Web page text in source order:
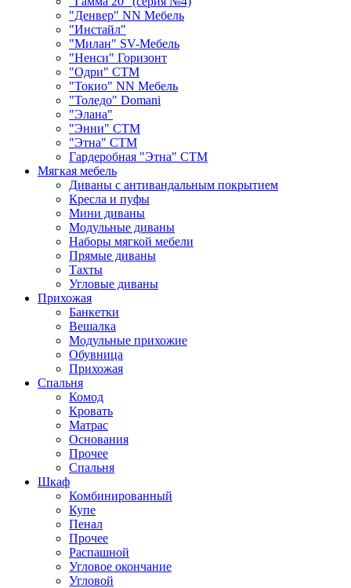
"Денвер" NN Мебель
"Инстайл"
"Милан" SV-Мебель
"Ненси" Горизонт
"Одри" СТМ
"Токио" NN Мебель
"Толедо" Domani
"Элана"
"Энни" СТМ
"Этна" СТМ
Гардеробная "Этна" СТМ
Мягкая мебель
Диваны с антивандальным покрытием
Кресла и пуфы
Мини диваны
Модульные диваны
Наборы мягкой мебели
Прямые диваны
Тахты
Угловые диваны
Прихожая
Банкетки
Вешалка
Модульные прихожие
Обувница
Прихожая
Спальня
Комод
Кровать
Матраc
Основания
Прочее
Спальня
Шкаф
Комбинированный
Купе
Пенал
Прочее
Распашной
Угловое окончание
Угловой